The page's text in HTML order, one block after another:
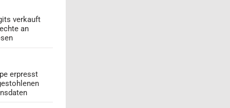
verkauft
an
erpresst